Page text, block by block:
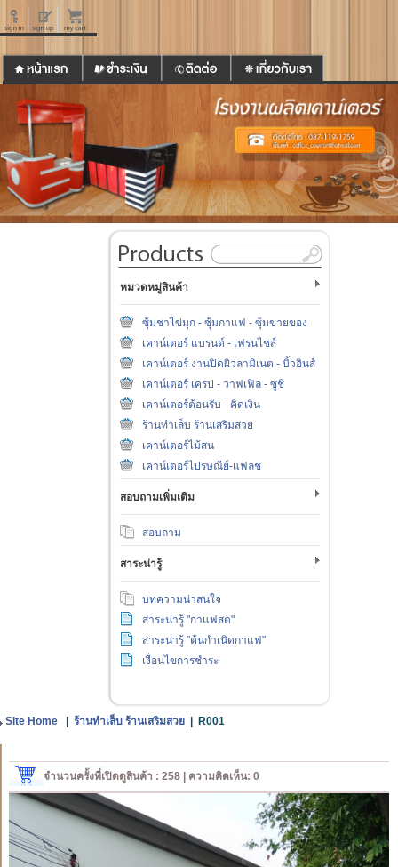
หมวดหมู่สินค้า
ซุ้มชาไข่มุก - ซุ้มกาแฟ - ซุ้มขายของ
เคาน์เตอร์ แบรนด์ - เฟรนไชส์
เคาน์เตอร์ งานปิดผิวลามิเนต - บิ้วอินส์
เคาน์เตอร์ เครป - วาฟเฟิล - ซูชิ
เคาน์เตอร์ต้อนรับ - คิดเงิน
ร้านทำเล็บ ร้านเสริมสวย
เคาน์เตอร์ไม้สน
เคาน์เตอร์ไปรษณีย์-แฟลช
สอบถามเพิ่มเติม
สอบถาม
สาระน่ารู้
บทความน่าสนใจ
สาระน่ารู้ "กาแฟสด"
สาระน่ารู้ "ต้นกำเนิดกาแฟ"
เงื่อนไขการชำระ
Site Home ร้านทำเล็บ ร้านเสริมสวย R001
จำนวนครั้งที่เปิดดูสินค้า : 258 | ความคิดเห็น: 0